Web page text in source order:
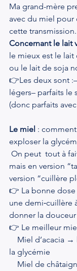
Ma grand-mère
avec du miel pour
cette transmission.
Concernant le lait
le mieux est le lait
ou le lait de soja
👉Les deux sont
légers– parfaits le
(donc parfaits
Le miel :
exploser la
On peut  tout à
mais en version
version “cuillère
👉 La bonne dose
une demi‑cuillère
donner la douceur
👉 Le meilleur
Miel d’acacia →
la glycémie
Miel de